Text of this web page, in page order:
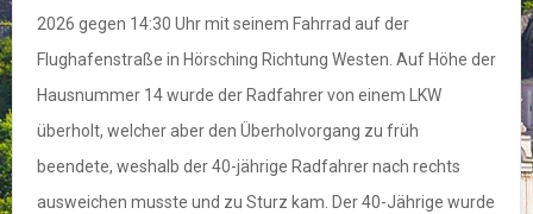
2026 gegen 14:30 Uhr mit seinem Fahrrad auf der
Flughafenstraße in Hörsching Richtung Westen. Auf Höhe der
Hausnummer 14 wurde der Radfahrer von einem LKW
überholt, welcher aber den Überholvorgang zu früh
beendete, weshalb der 40-jährige Radfahrer nach rechts
ausweichen musste und zu Sturz kam. Der 40-Jährige wurde